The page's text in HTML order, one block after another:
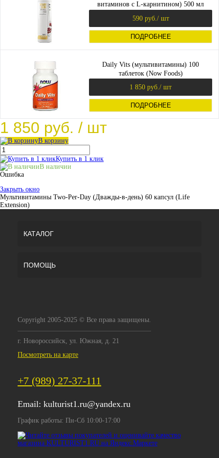
витаминов с L-карнитином) 500 мл
590 руб. / шт
ПОДРОБНЕЕ
Daily Vits (мультивитамины) 100
таблеток (Now Foods)
1 850 руб. / шт
ПОДРОБНЕЕ
1 850 руб. / шт
В корзину
Купить в 1 клик
В наличии
Ошибка
Закрыть окно
Мультивитамины Two-Per-Day (Дважды-в-день) 60 капсул (Life
Extension)
КАТАЛОГ
ПОМОЩЬ
Copyright 2005-2025 © Все права защищены.
г. Новороссийск, ул. Южная, д. 21
Посмотреть на карте
+7 (989) 27-37-111
Email: kulturist1.ru@yandex.ru
График работы: Пн-Сб 10:00-17:00